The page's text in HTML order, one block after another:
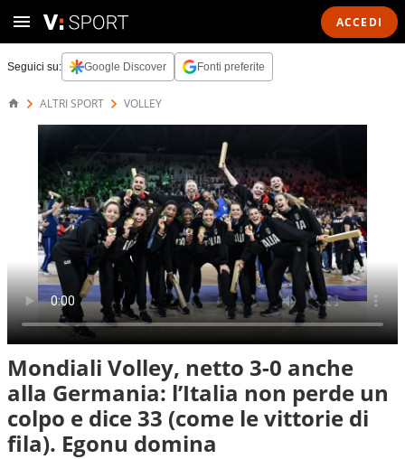
ACCEDI
Seguici su: Google Discover Fonti preferite
ALTRI SPORT VOLLEY
Mondiali Volley, netto 3-0 anche
alla Germania: l’Italia non perde un
colpo e dice 33 (come le vittorie di
fila). Egonu domina